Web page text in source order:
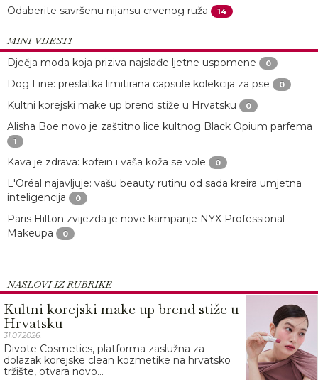
Odaberite savršenu nijansu crvenog ruža 14
MINI VIJESTI
Dječja moda koja priziva najslađe ljetne uspomene
0
Dog Line: preslatka limitirana capsule kolekcija za pse 0
Kultni korejski make up brend stiže u Hrvatsku 0
Alisha Boe novo je zaštitno lice kultnog Black Opium parfema
1
Kava je zdrava: kofein i vaša koža se vole 0
L'Oréal najavljuje: vašu beauty rutinu od sada kreira umjetna
inteligencija
0
Paris Hilton zvijezda je nove kampanje NYX Professional
Makeupa
0
NASLOVI IZ RUBRIKE
Kultni korejski make up brend stiže u
Hrvatsku
31.07.2026.
Divote Cosmetics, platforma zaslužna za
dolazak korejske clean kozmetike na hrvatsko
tržište, otvara novo...